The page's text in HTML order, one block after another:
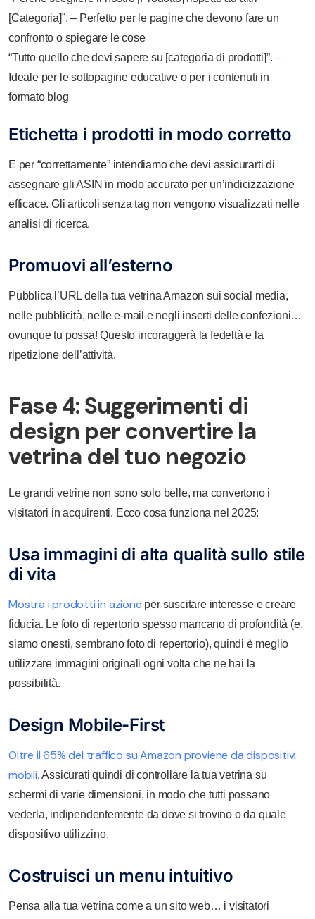
[Categoria]”. – Perfetto per le pagine che devono fare un
confronto o spiegare le cose
“Tutto quello che devi sapere su [categoria di prodotti]”. –
Ideale per le sottopagine educative o per i contenuti in
formato blog
Etichetta i prodotti in modo corretto
E per “correttamente” intendiamo che devi assicurarti di
assegnare gli ASIN in modo accurato per un’indicizzazione
efficace. Gli articoli senza tag non vengono visualizzati nelle
analisi di ricerca.
Promuovi all’esterno
Pubblica l’URL della tua vetrina Amazon sui social media,
nelle pubblicità, nelle e-mail e negli inserti delle confezioni…
ovunque tu possa! Questo incoraggerà la fedeltà e la
ripetizione dell’attività.
Fase 4: Suggerimenti di
design per convertire la
vetrina del tuo negozio
Le grandi vetrine non sono solo belle, ma convertono i
visitatori in acquirenti. Ecco cosa funziona nel 2025:
Usa immagini di alta qualità sullo stile
di vita
Mostra i prodotti in azione per suscitare interesse e creare
fiducia. Le foto di repertorio spesso mancano di profondità (e,
siamo onesti, sembrano foto di repertorio), quindi è meglio
utilizzare immagini originali ogni volta che ne hai la
possibilità.
Design Mobile-First
Oltre il 65% del traffico su Amazon proviene da dispositivi
mobili. Assicurati quindi di controllare la tua vetrina su
schermi di varie dimensioni, in modo che tutti possano
vederla, indipendentemente da dove si trovino o da quale
dispositivo utilizzino.
Costruisci un menu intuitivo
Pensa alla tua vetrina come a un sito web… i visitatori